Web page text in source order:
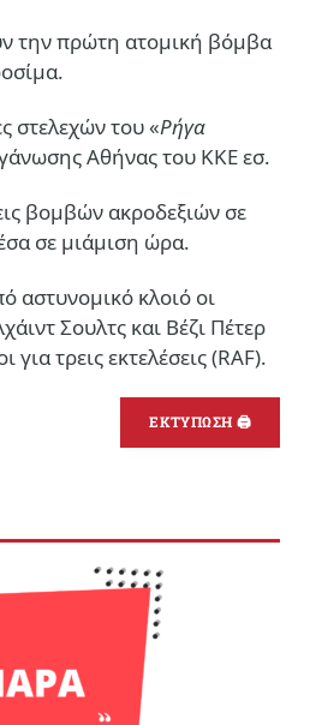
την πρώτη ατομική βόμβα
στελεχών του «Ρήγα
Αθήνας του ΚΚΕ εσ.
βομβών ακροδεξιών σε
σε μιάμιση ώρα.
αστυνομικό κλοιό οι
Σουλτς και Βέζι Πέτερ
τρεις εκτελέσεις (RAF).
ΕΚΤΥΠΩΣΗ 🖨